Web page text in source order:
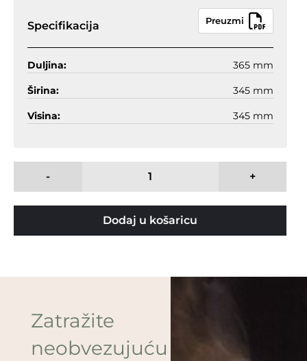
Specifikacija Preuzmi
Duljina: 365 mm
Širina: 345 mm
Visina: 345 mm
- +
Dodaj u košaricu
Zatražite
neobvezujuću